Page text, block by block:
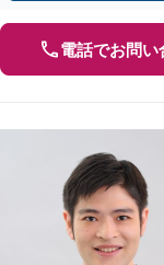
電話でお問い